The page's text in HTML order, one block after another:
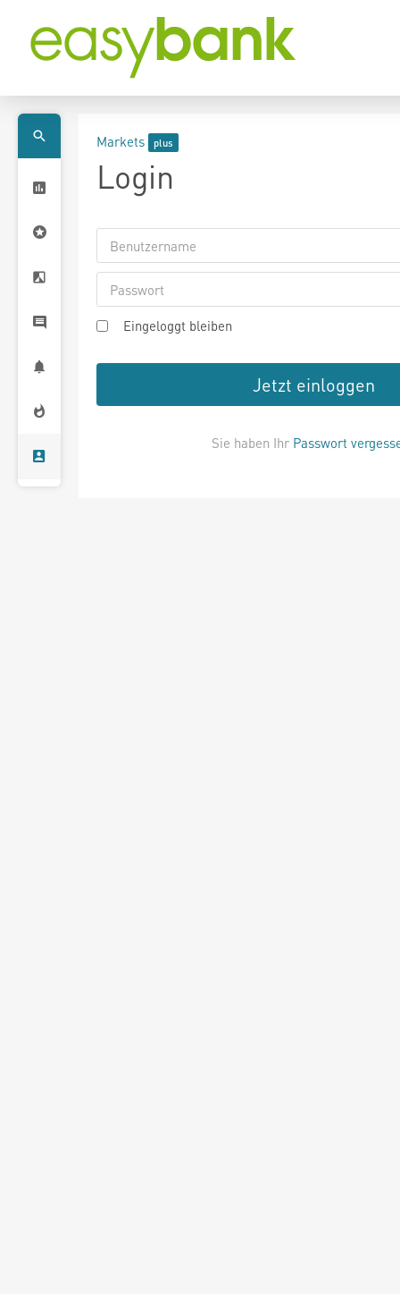
Markets
Login
Eingeloggt bleiben
Jetzt einloggen
Sie haben Ihr Passwort